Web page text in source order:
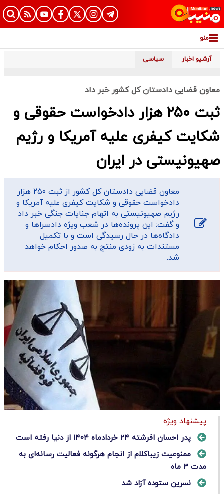
منو
آرشیو اخبار سیاسی
معاون قضایی دادستان کل کشور خبر داد
ثبت ۲۵۰ هزار دادخواست حقوقی و
شکایت کیفری علیه آمریکا و رژیم
صهیونیستی در ایران
معاون قضایی دادستان کل کشور از ثبت ۲۵۰ هزار
دادخواست حقوقی و شکایت کیفری علیه آمریکا و
رژیم صهیونیستی به اتهام جنایات جنگی خبر داد
و گفت: این پرونده‌ها در شعب ویژه دادسراها و
دادگاه‌ها در حال رسیدگی است و با تکمیل
مستندات به زودی منتج به صدور احکام خواهد
شد.
پیشنهاد ویژه
پدر احسان افرشته ۲۴ خردادماه ۱۴۰۴ از دنیا رفته است
ممنوعیت زیباکلام از انجام هرگونه فعالیت رسانه‌ای به
مدت ۳ ماه
نسرین ستوده آزاد شد